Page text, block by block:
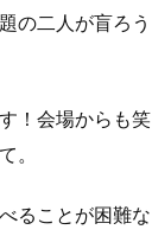
の二人が盲ろう
！会場からも笑
。
ることが困難な